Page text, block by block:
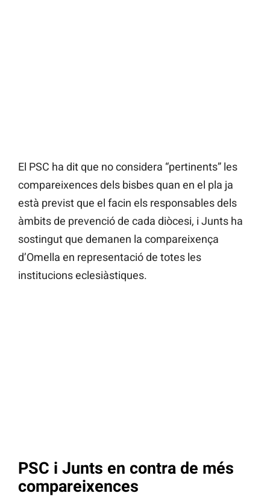
El PSC ha dit que no considera “pertinents” les
compareixences dels bisbes quan en el pla ja
està previst que el facin els responsables dels
àmbits de prevenció de cada diòcesi, i Junts ha
sostingut que demanen la compareixença
d’Omella en representació de totes les
institucions eclesiàstiques.
PSC i Junts en contra de més
compareixences